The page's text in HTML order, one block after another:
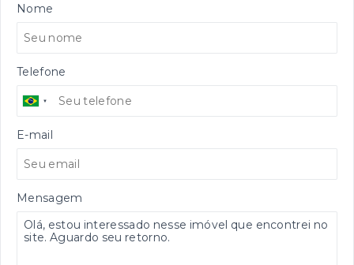
Nome
Telefone
E-mail
Mensagem